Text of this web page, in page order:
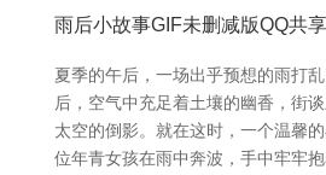
雨后小故事GIF未删减版QQ共享
夏季的午后，一场出乎预想的雨打
后，空气中充足着土壤的幽香，街
太空的倒影。就在这时，一个温馨
位年青女孩在雨中奔波，手中牢牢